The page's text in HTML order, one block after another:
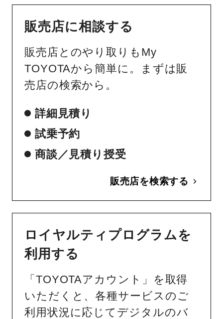
販売店に相談する
販売店とのやり取りもMy
TOYOTAから簡単に。まずは販
売店の検索から。
詳細見積り
試乗予約
商談／見積り授受
販売店を検索する
ロイヤルティプログラムを
利用する
「TOYOTAアカウント」を取得
いただくと、各種サービスのご
利用状況に応じてデジタルのバ